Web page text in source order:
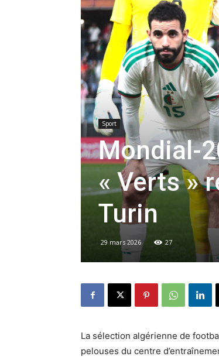
Sport
Mondial-
« Verts »
Turin
29 mars 2026 27
La sélection algérienne de
pelouses du centre